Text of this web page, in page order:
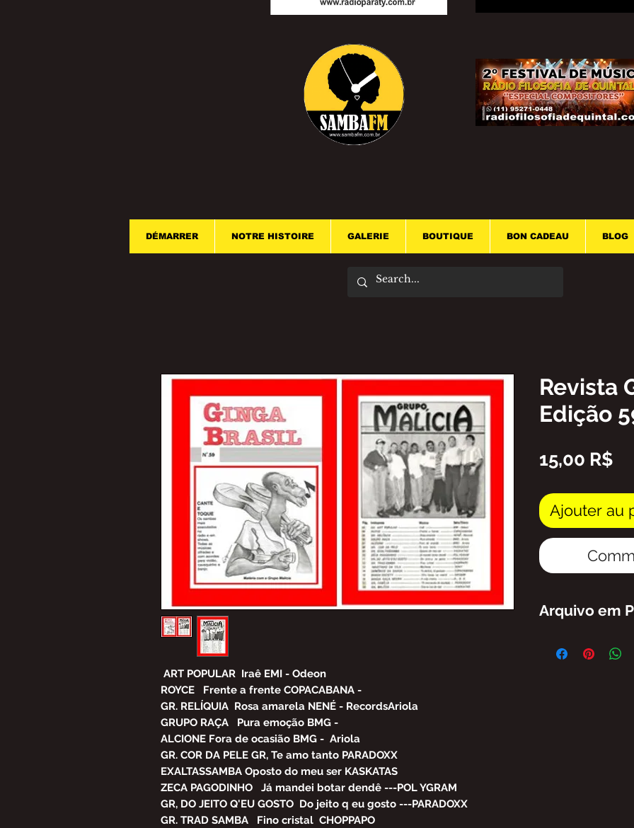
DÉMARRER NOTRE HISTOIRE GALERIE BOUTIQUE BON CADEAU BLOG
ART POPULAR Iraê EMI - Odeon
ROYCE Frente a frente COPACABANA -
GR. RELÍQUIA Rosa amarela NENÉ - RecordsAriola
GRUPO RAÇA Pura emoção BMG -
ALCIONE Fora de ocasião BMG - Ariola
GR. COR DA PELE GR, Te amo tanto PARADOXX
EXALTASSAMBA Oposto do meu ser KASKATAS
ZECA PAGODINHO Já mandei botar dendê ---POL YGRAM
GR, DO JEITO Q'EU GOSTO Do jeito q eu gosto ---PARADOXX
GR. TRAD SAMBA Fino cristal CHOPPAPO
Revista
Edição
15,00 R$Prix
Ajouter au
Arquivo em
PARCIAL DO